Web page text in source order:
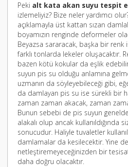
Peki alt kata akan suyu tespit
izlemeliyiz? Bize neler yardımcı
açıklamayla üst kattan sızan
boyamızın renginde deformeler
Beyazsa sararacak, başka bir
farklı tonlarda lekeler oluşacaktır.
bazen kötü kokular da eşlik
suyun pis su olduğu anlamına
uzmanın da söyleyebileceği gibi,
da damlayan pis su ise sürekli bir
zaman zaman akacak, zaman
Bunun sebebi de pis suyun
alakalı olup ancak kullanıldığında
sonucudur. Haliyle tuvaletler
damlamalar da kesilecektir. Yine
netleştiremeyeceğinizden bir
daha doğru olacaktır.